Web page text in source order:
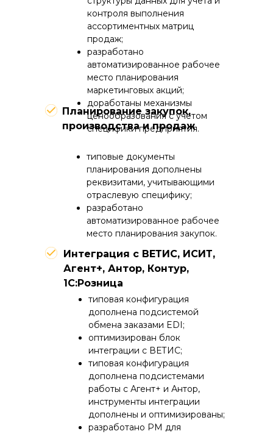
Интеграция с ВЕТИС, ИСИТ,
Агент+, Антор, Контур,
1С:Розница
типовая конфигурация
дополнена подсистемой
обмена заказами EDI;
оптимизирован блок
интеграции с ВЕТИС;
типовая конфигурация
дополнена подсистемами
работы с Агент+ и Антор,
инструменты интеграции
дополнены и оптимизированы;
разработано РМ для
Планирование закупок,
производства и продаж
типовые документы
планирования дополнены
реквизитами, учитывающими
отраслевую специфику;
разработано
автоматизированное рабочее
место планирования закупок.
контроля выполнения
ассортиментных матриц
продаж;
разработано
автоматизированное рабочее
место планирования
маркетинговых акций;
доработаны механизмы
ценообразования с учетом
специфики предприятия.